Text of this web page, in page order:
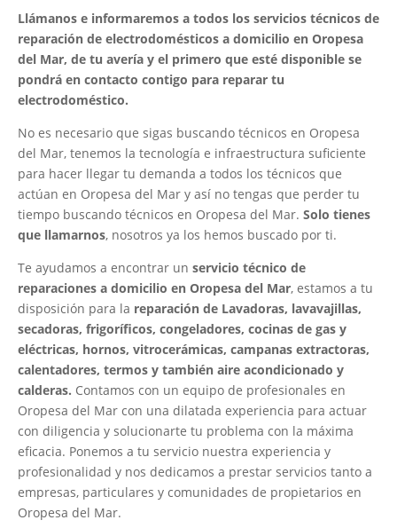
Llámanos e informaremos a todos los servicios técnicos de
reparación de electrodomésticos a domicilio en Oropesa
del Mar, de tu avería y el primero que esté disponible se
pondrá en contacto contigo para reparar tu
electrodoméstico.
No es necesario que sigas buscando técnicos en Oropesa
del Mar, tenemos la tecnología e infraestructura suficiente
para hacer llegar tu demanda a todos los técnicos que
actúan en Oropesa del Mar y así no tengas que perder tu
tiempo buscando técnicos en Oropesa del Mar. Solo tienes
que llamarnos, nosotros ya los hemos buscado por ti.
Te ayudamos a encontrar un servicio técnico de
reparaciones a domicilio en Oropesa del Mar, estamos a tu
disposición para la reparación de Lavadoras, lavavajillas,
secadoras, frigoríficos, congeladores, cocinas de gas y
eléctricas, hornos, vitrocerámicas, campanas extractoras,
calentadores, termos y también aire acondicionado y
calderas. Contamos con un equipo de profesionales en
Oropesa del Mar con una dilatada experiencia para actuar
con diligencia y solucionarte tu problema con la máxima
eficacia. Ponemos a tu servicio nuestra experiencia y
profesionalidad y nos dedicamos a prestar servicios tanto a
empresas, particulares y comunidades de propietarios en
Oropesa del Mar.